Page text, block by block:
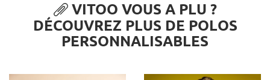
VITOO VOUS A PLU ?
DÉCOUVREZ PLUS DE POLOS
PERSONNALISABLES